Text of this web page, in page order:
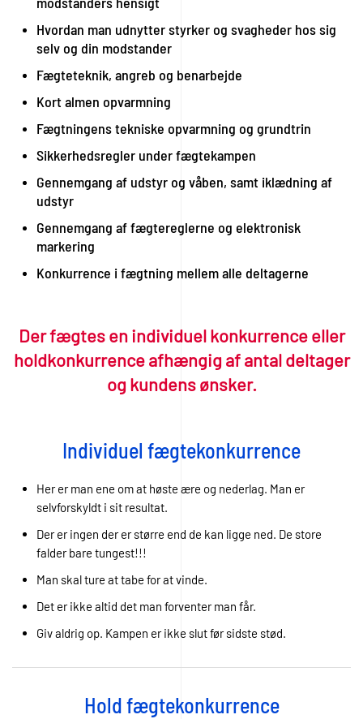
Hvordan man udnytter styrker og svagheder hos sig
selv og din modstander
Fægteteknik, angreb og benarbejde
Kort almen opvarmning
Fægtningens tekniske opvarmning og grundtrin
Sikkerhedsregler under fægtekampen
Gennemgang af udstyr og våben, samt iklædning af
udstyr
Gennemgang af fægtereglerne og elektronisk
markering
Konkurrence i fægtning mellem alle deltagerne
Der fægtes en individuel konkurrence eller
holdkonkurrence afhængig af antal deltager
og kundens ønsker.
Individuel fægtekonkurrence
Her er man ene om at høste ære og nederlag. Man er
selvforskyldt i sit resultat.
Der er ingen der er større end de kan ligge ned. De store
falder bare tungest!!!
Man skal ture at tabe for at vinde.
Det er ikke altid det man forventer man får.
Giv aldrig op. Kampen er ikke slut før sidste stød.
Hold fægtekonkurrence